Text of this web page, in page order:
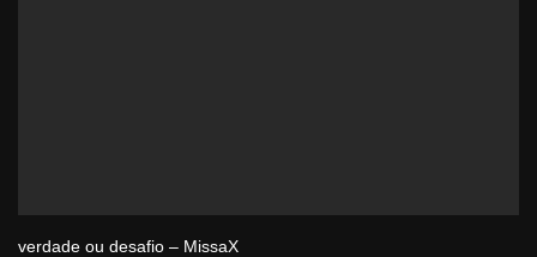
verdade ou desafio – MissaX